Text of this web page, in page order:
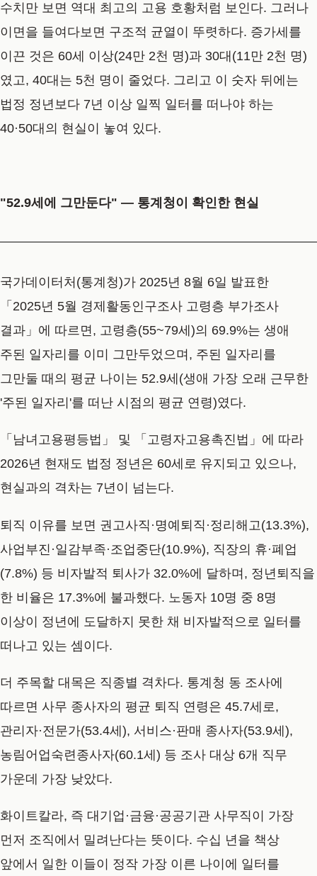
수치만 보면 역대 최고의 고용 호황처럼 보인다. 그러나
이면을 들여다보면 구조적 균열이 뚜렷하다. 증가세를
이끈 것은 60세 이상(24만 2천 명)과 30대(11만 2천 명)
였고, 40대는 5천 명이 줄었다. 그리고 이 숫자 뒤에는
법정 정년보다 7년 이상 일찍 일터를 떠나야 하는
40·50대의 현실이 놓여 있다.
"52.9세에 그만둔다" — 통계청이 확인한 현실
국가데이터처(통계청)가 2025년 8월 6일 발표한
「2025년 5월 경제활동인구조사 고령층 부가조사
결과」에 따르면, 고령층(55~79세)의 69.9%는 생애
주된 일자리를 이미 그만두었으며, 주된 일자리를
그만둘 때의 평균 나이는 52.9세(생애 가장 오래 근무한
'주된 일자리'를 떠난 시점의 평균 연령)였다.
「남녀고용평등법」 및 「고령자고용촉진법」에 따라
2026년 현재도 법정 정년은 60세로 유지되고 있으나,
현실과의 격차는 7년이 넘는다.
퇴직 이유를 보면 권고사직·명예퇴직·정리해고(13.3%),
사업부진·일감부족·조업중단(10.9%), 직장의 휴·폐업
(7.8%) 등 비자발적 퇴사가 32.0%에 달하며, 정년퇴직을
한 비율은 17.3%에 불과했다. 노동자 10명 중 8명
이상이 정년에 도달하지 못한 채 비자발적으로 일터를
떠나고 있는 셈이다.
더 주목할 대목은 직종별 격차다. 통계청 동 조사에
따르면 사무 종사자의 평균 퇴직 연령은 45.7세로,
관리자·전문가(53.4세), 서비스·판매 종사자(53.9세),
농림어업숙련종사자(60.1세) 등 조사 대상 6개 직무
가운데 가장 낮았다.
화이트칼라, 즉 대기업·금융·공공기관 사무직이 가장
먼저 조직에서 밀려난다는 뜻이다. 수십 년을 책상
앞에서 일한 이들이 정작 가장 이른 나이에 일터를